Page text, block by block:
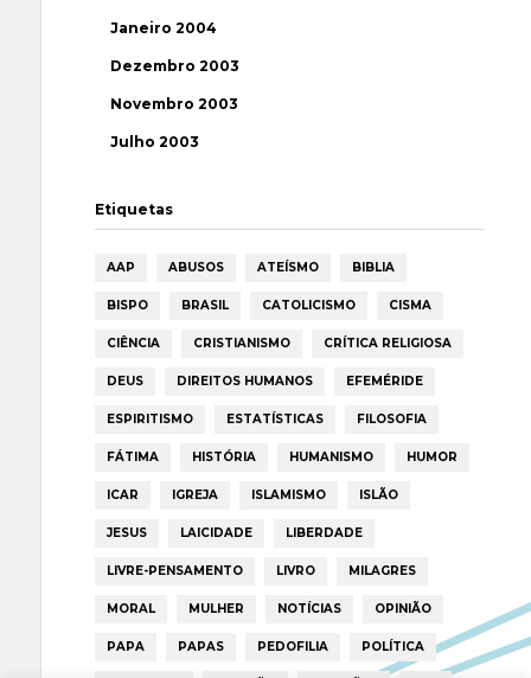
Janeiro 2004
Dezembro 2003
Novembro 2003
Julho 2003
Etiquetas
AAP ABUSOS ATEÍSMO BIBLIA
BISPO BRASIL CATOLICISMO CISMA
CIÊNCIA CRISTIANISMO CRÍTICA RELIGIOSA
DEUS DIREITOS HUMANOS EFEMÉRIDE
ESPIRITISMO ESTATÍSTICAS FILOSOFIA
FÁTIMA HISTÓRIA HUMANISMO HUMOR
ICAR IGREJA ISLAMISMO ISLÃO
JESUS LAICIDADE LIBERDADE
LIVRE-PENSAMENTO LIVRO MILAGRES
MORAL MULHER NOTÍCIAS OPINIÃO
PAPA PAPAS PEDOFILIA POLÍTICA